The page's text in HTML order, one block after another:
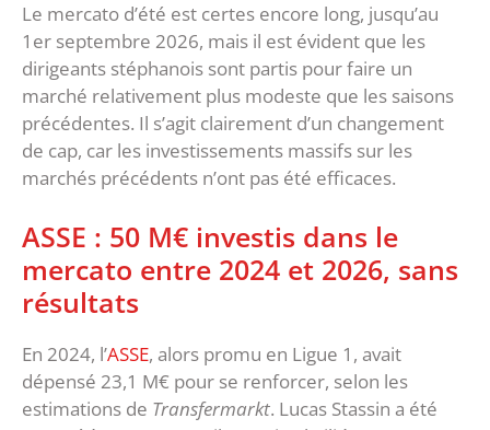
Le mercato d’été est certes encore long, jusqu’au
1er septembre 2026, mais il est évident que les
dirigeants stéphanois sont partis pour faire un
marché relativement plus modeste que les saisons
précédentes. Il s’agit clairement d’un changement
de cap, car les investissements massifs sur les
marchés précédents n’ont pas été efficaces.
ASSE : 50 M€ investis dans le
mercato entre 2024 et 2026, sans
résultats
En 2024, l’ASSE, alors promu en Ligue 1, avait
dépensé 23,1 M€ pour se renforcer, selon les
estimations de Transfermarkt. Lucas Stassin a été